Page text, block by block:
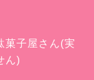
菓子屋さん(実
ん)